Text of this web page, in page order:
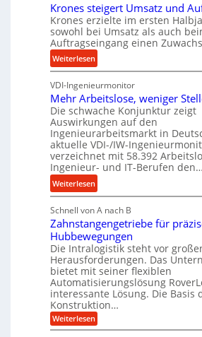
r
o
z
e
s
s
e
t
r
i
e
b
u
n
d
H
y
d
r
a
u
i
k
i
m
V
e
r
g
l
ä
z
i
s
e
u
n
d
l
a
n
g
l
e
b
i
g
e
K
u
g
e
l
g
e
Krones steigert Umsatz und
Krones erzielte im ersten
sowohl bei Umsatz als auch
Auftragseingang einen
Weiterlesen:
K
r
o
n
e
s
s
t
e
i
g
r
t
U
m
s
a
t
z
VDI-Ingenieurmonitor
Mehr Arbeitslose, weniger
Die schwache Konjunktur zeigt
Auswirkungen auf den
Ingenieurarbeitsmarkt in
aktuelle VDI-/IW-
verzeichnet mit 58.392
Ingenieur- und IT-Berufen den…
Weiterlesen:
M
e
h
r
A
r
b
e
i
t
s
Schnell von A nach B
Zahnstangengetriebe für
Hubbewegungen
Die Intralogistik steht vor
Herausforderungen. Das
bietet mit seiner flexiblen
Automatisierungslösung
interessante Lösung. Die Basis
Konstruktion…
Weiterlesen:
Z